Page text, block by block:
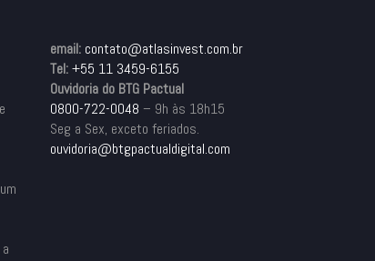
email: contato@atlasinvest.com.br
Tel:+55 11 3459-6155
Ouvidoria do BTG Pactual
0800-722-0048 – 9h às 18h15
Seg a Sex, exceto feriados.
ouvidoria@btgpactualdigital.com